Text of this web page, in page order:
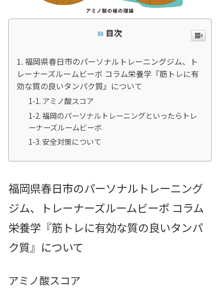
目次
福岡県春日市のパーソナルトレーニングジム、ト
レーナーズルームビーボ コラム栄養学『筋トレに有
効な質の良いタンパク質』について
アミノ酸スコア
福岡のパーソナルトレーニングといったらトレ
ーナーズルームビーボ
安全対策について
福岡県春日市のパーソナルトレーニング
ジム、トレーナーズルームビーボ コラム
栄養学『筋トレに有効な質の良いタンパ
ク質』について
アミノ酸スコア